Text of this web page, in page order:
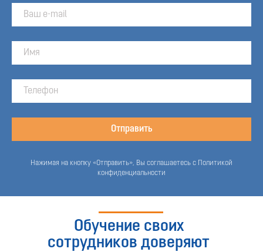
Отправить
Нажимая на кнопку «Отправить», Вы соглашаетесь с Политикой
конфиденциальности
Обучение своих
сотрудников доверяют